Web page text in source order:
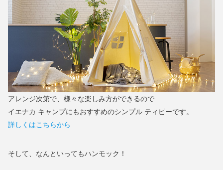
アレンジ次第で、様々な楽しみ方ができるので
イエナカ キャンプにもおすすめのシンプル ティピーです。
詳しくはこちらから
そして、なんといってもハンモック！